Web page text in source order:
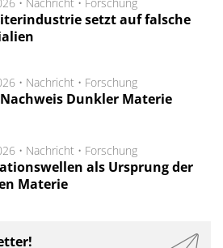
setzt auf falsche
• Nachricht • Forschung
Dunkler Materie
• Nachricht • Forschung
als Ursprung der
Materie